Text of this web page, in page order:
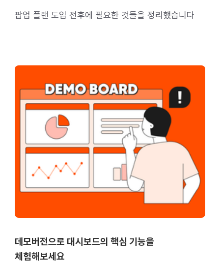
팝업 플랜 도입 전후에 필요한 것들을 정리했습니다
데모버전으로 대시보드의 핵심 기능을
체험해보세요